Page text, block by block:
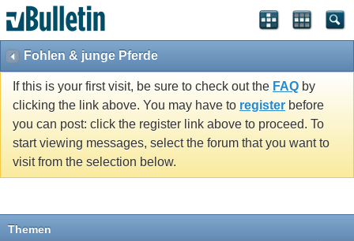
Fohlen & junge Pferde
If this is your first visit, be sure to check out the FAQ by
clicking the link above. You may have to register before
you can post: click the register link above to proceed. To
start viewing messages, select the forum that you want to
visit from the selection below.
Themen